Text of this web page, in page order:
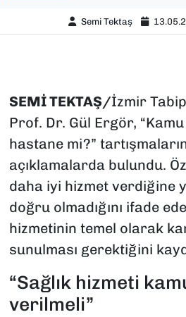
Semi Tektaş
SEMİ TEKTAŞ/İzmir Tabip
Prof. Dr. Gül Ergör,
hastane mi?”
açıklamalarda bulundu.
daha iyi hizmet verdiğine
doğru olmadığını ifade
hizmetinin temel olarak
sunulması gerektiğini
“Sağlık hizmeti
verilmeli”